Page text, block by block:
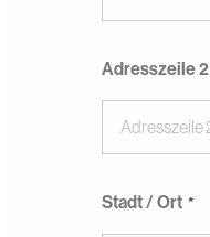
Adresszeile 2
Stadt / Ort